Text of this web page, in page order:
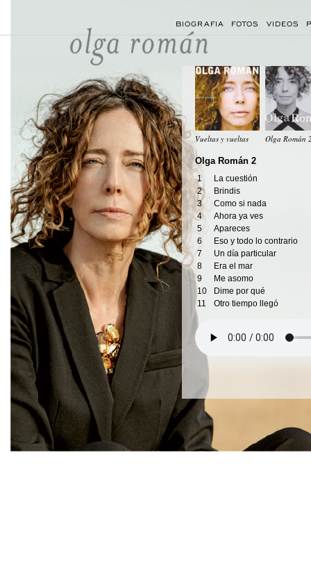
BIOGRAFIA FOTOS VIDEOS
Vueltas y vueltas Olga Román
Olga Román 2
1
La cuestión
2
Brindis
3
Como si nada
4
Ahora ya ves
5
Apareces
6
Eso y todo lo contrario
7
Un día particular
8
Era el mar
9
Me asomo
10
Dime por qué
11
Otro tiempo llegó